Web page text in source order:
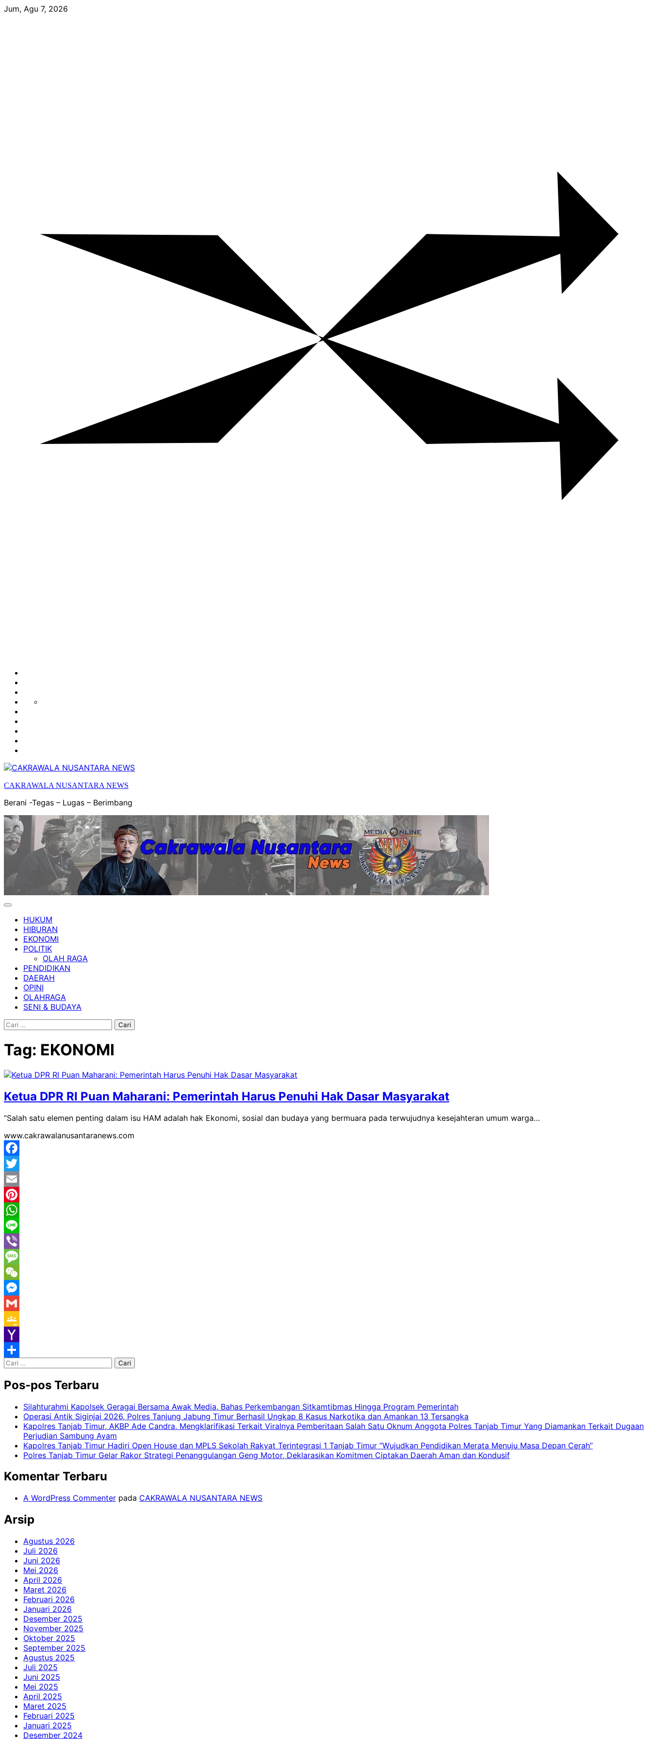
Skip
Jum, Agu 7, 2026
POLITIK
BUDAYA
CAKRAWALA NUSANTARA NEWS
Berani -Tegas – Lugas – Berimbang
HUKUM
HIBURAN
EKONOMI
POLITIK
OLAH RAGA
PENDIDIKAN
DAERAH
OPINI
OLAHRAGA
SENI & BUDAYA
Cari
Tag: EKONOMI
Ketua DPR RI Puan Maharani: Pemerintah Harus Penuhi Hak Dasar Masyarakat
“Salah satu elemen penting dalam isu HAM adalah hak Ekonomi, sosial dan budaya yang bermuara pada terwujudnya kesejahteran umum warga…
www.cakrawalanusantaranews.com
Facebook
Twitter
Email
Pinterest
WhatsApp
Line
Viber
Message
WeChat
Messenger
Gmail
Google
Classroom
Yahoo
Mail
Share
Cari
untuk:
Pos-pos Terbaru
Silahturahmi Kapolsek Geragai Bersama Awak Media, Bahas Perkembangan Sitkamtibmas Hingga Program Pemerintah
Operasi Antik Siginjai 2026, Polres Tanjung Jabung Timur Berhasil Ungkap 8 Kasus Narkotika dan Amankan 13 Tersangka
Kapolres Tanjab Timur, AKBP Ade Candra, Mengklarifikasi Terkait Viralnya Pemberitaan Salah Satu Oknum Anggota Polres Tanjab Timur Yang Diamankan Terkait Dugaan
Perjudian Sambung Ayam
Kapolres Tanjab Timur Hadiri Open House dan MPLS Sekolah Rakyat Terintegrasi 1 Tanjab Timur “Wujudkan Pendidikan Merata Menuju Masa Depan Cerah”
Polres Tanjab Timur Gelar Rakor Strategi Penanggulangan Geng Motor, Deklarasikan Komitmen Ciptakan Daerah Aman dan Kondusif
Komentar Terbaru
A WordPress Commenter pada CAKRAWALA NUSANTARA NEWS
Arsip
Agustus 2026
Juli 2026
Juni 2026
Mei 2026
April 2026
Maret 2026
Februari 2026
Januari 2026
Desember 2025
November 2025
Oktober 2025
September 2025
Agustus 2025
Juli 2025
Juni 2025
Mei 2025
April 2025
Maret 2025
Februari 2025
Januari 2025
Desember 2024